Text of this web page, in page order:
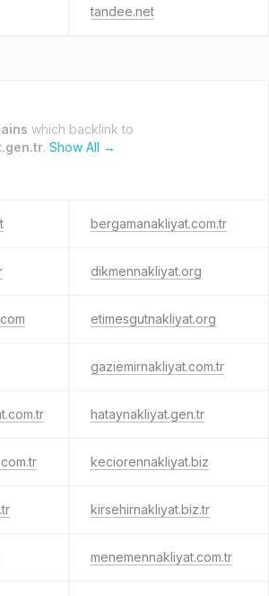
tandee.net
which backlink to
. Show All →
bergamanakliyat.com.tr
dikmennakliyat.org
etimesgutnakliyat.org
gaziemirnakliyat.com.tr
hataynakliyat.gen.tr
keciorennakliyat.biz
kirsehirnakliyat.biz.tr
menemennakliyat.com.tr